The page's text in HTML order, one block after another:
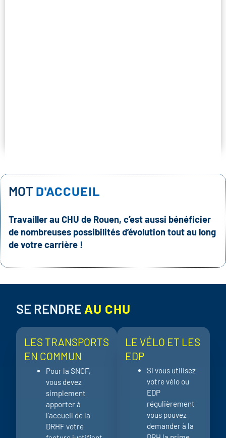
MOT D'ACCUEIL
Travailler au CHU de Rouen, c’est aussi bénéficier
de nombreuses possibilités d’évolution tout au long
de votre carrière !
SE RENDRE AU CHU
LES TRANSPORTS
EN COMMUN
Pour la SNCF,
vous devez
simplement
apporter à
l’accueil de la
DRHF votre
LE VÉLO ET LES
EDP
Si vous utilisez
votre vélo ou
EDP
régulièrement
vous pouvez
demander à la